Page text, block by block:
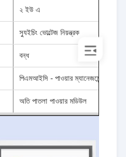
২ ইউ এ
স্যুইচিং ভোল্টেজ নিয়ন্ত্রক
বন্ধ
পিএমআইসি - পাওয়ার ম্যানেজমেন্ট আইসি
অতি পাতলা পাওয়ার মডিউল